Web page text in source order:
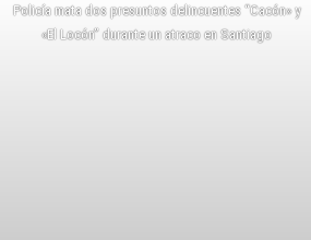
Policía mata dos presuntos delincuentes “Cacón» y
«El Locón” durante un atraco en Santiago